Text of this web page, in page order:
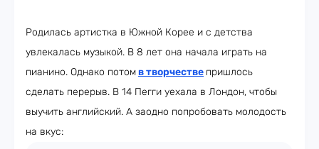
Родилась артистка в Южной Корее и с детства
увлекалась музыкой. В 8 лет она начала играть на
пианино. Однако потомв творчестве пришлось
сделать перерыв. В 14 Пегги уехала в Лондон, чтобы
выучить английский. А заодно попробовать молодость
на вкус: